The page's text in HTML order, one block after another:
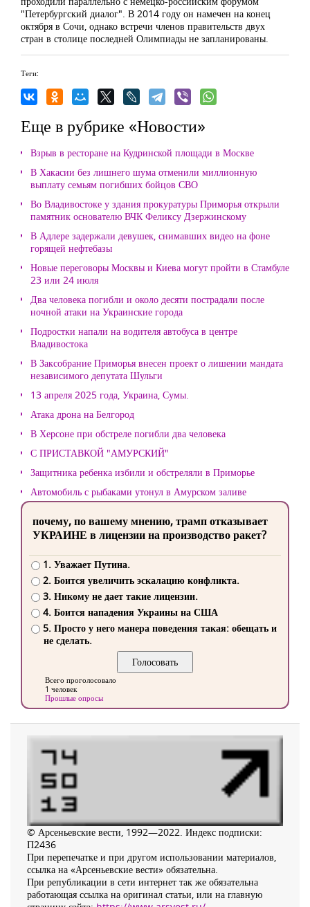
"Петербургский диалог". В 2014 году он намечен на конец
октября в Сочи, однако встречи членов правительств двух
стран в столице последней Олимпиады не запланированы.
Теги:
Еще в рубрике «Новости»
Взрыв в ресторане на Кудринской площади в Москве
В Хакасии без лишнего шума отменили миллионную
выплату семьям погибших бойцов СВО
Во Владивостоке у здания прокуратуры Приморья открыли
памятник основателю ВЧК Феликсу Дзержинскому
В Адлере задержали девушек, снимавших видео на фоне
горящей нефтебазы
Новые переговоры Москвы и Киева могут пройти в Стамбуле
23 или 24 июля
Два человека погибли и около десяти пострадали после
ночной атаки на Украинские города
Подростки напали на водителя автобуса в центре
Владивостока
В Заксобрание Приморья внесен проект о лишении мандата
независимого депутата Шульги
13 апреля 2025 года, Украина, Сумы.
Атака дрона на Белгород
В Херсоне при обстреле погибли два человека
С ПРИСТАВКОЙ "АМУРСКИЙ"
Защитника ребенка избили и обстреляли в Приморье
Автомобиль с рыбаками утонул в Амурском заливе
почему, по вашему мнению, трамп отказывает
УКРАИНЕ в лицензии на производство ракет?
1. Уважает Путина.
2. Боится увеличить эскалацию конфликта.
3. Никому не дает такие лицензии.
4. Боится нападения Украины на США
5. Просто у него манера поведения такая: обещать и
не сделать.
Всего проголосовало
1 человек
Прошлые опросы
© Арсеньевские вести, 1992—2022. Индекс подписки:
П2436
При перепечатке и при другом использовании материалов,
ссылка на «Арсеньевские вести» обязательна.
При републикации в сети интернет так же обязательна
работающая ссылка на оригинал статьи, или на главную